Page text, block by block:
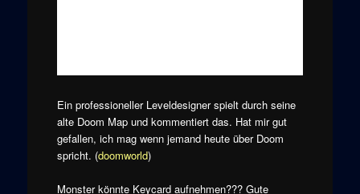
Ein professioneller Leveldesigner spielt durch seine
alte Doom Map und kommentiert das. Hat mir gut
gefallen, ich mag wenn jemand heute über Doom
spricht. (doomworld)
Monster könnte Keycard aufnehmen??? Gute